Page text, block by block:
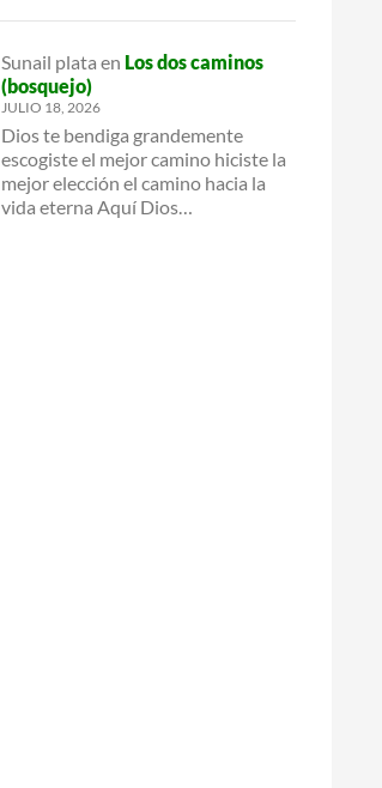
Sunail plata en Los dos caminos
(bosquejo)
JULIO 18, 2026
Dios te bendiga grandemente
escogiste el mejor camino hiciste la
mejor elección el camino hacia la
vida eterna Aquí Dios…